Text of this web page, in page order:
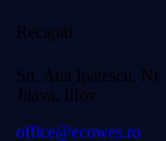
Recapiti
Str. Ana Ipatescu, Nr.
Jilava, Ilfov
office@ecowes.ro